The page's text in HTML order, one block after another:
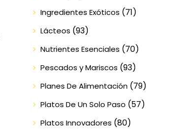
Ingredientes Exóticos (71)
Lácteos (93)
Nutrientes Esenciales (70)
Pescados y Mariscos (93)
Planes De Alimentación(79)
Platos De Un Solo Paso (57)
Platos Innovadores (80)